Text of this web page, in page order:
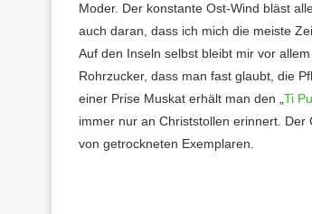
Moder. Der konstante Ost-Wind bläst
auch daran, dass ich mich die meiste
Auf den Inseln selbst bleibt mir vor
Rohrzucker, dass man fast glaubt, die
einer Prise Muskat erhält man den „Ti
immer nur an Christstollen erinnert.
von getrockneten Exemplaren.